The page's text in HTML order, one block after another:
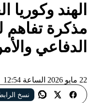
الهند وكوريا
مذكرة تفاهم
الدفاعي
22 مايو 2026 الساعة 12:54
نسخ